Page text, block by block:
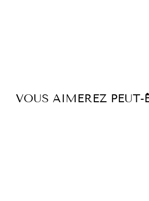
VOUS AIMEREZ PEUT-